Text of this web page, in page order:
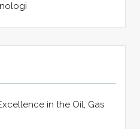
in the Oil, Gas